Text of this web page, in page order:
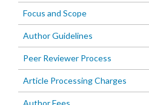
Focus and Scope
Author Guidelines
Peer Reviewer Process
Article Processing Charges